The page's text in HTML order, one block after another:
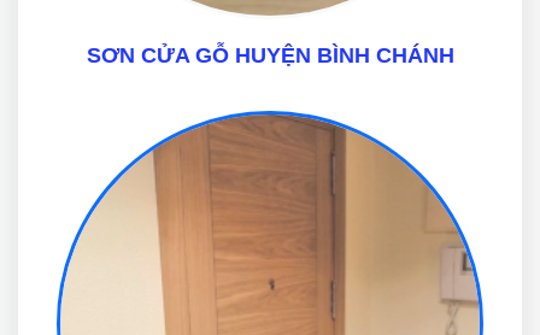
SƠN CỬA GỖ HUYỆN BÌNH CHÁNH